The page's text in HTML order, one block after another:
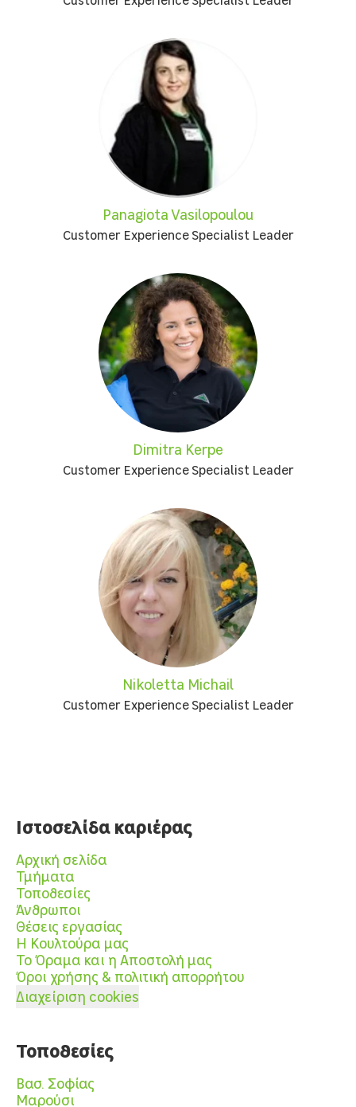
Panagiota Vasilopoulou
Customer Experience Specialist Leader
Dimitra Kerpe
Customer Experience Specialist Leader
Nikoletta Michail
Customer Experience Specialist Leader
Ιστοσελίδα καριέρας
Αρχική σελίδα
Τμήματα
Τοποθεσίες
Άνθρωποι
Θέσεις εργασίας
Η Κουλτούρα μας
Το Όραμα και η Αποστολή μας
Όροι χρήσης & πολιτική απορρήτου
Διαχείριση cookies
Τοποθεσίες
Βασ. Σοφίας
Μαρούσι